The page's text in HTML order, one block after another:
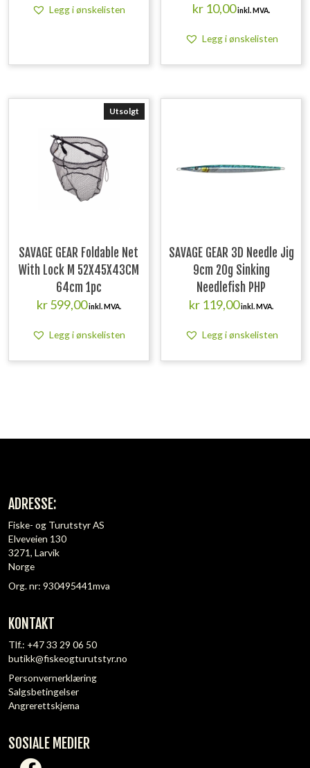
Legg i ønskelisten kr 10,00inkl. MVA.
Legg i ønskelisten
Utsolgt
SAVAGE GEAR Foldable Net
With Lock M 52X45X43CM
64cm 1pc
kr599,00inkl. MVA.
Legg i ønskelisten
SAVAGE GEAR 3D Needle Jig
9cm 20g Sinking
Needlefish PHP
kr 119,00inkl. MVA.
Legg i ønskelisten
ADRESSE:
Fiske- og Turutstyr AS
Elveveien 130
3271, Larvik
Norge
Org. nr: 930495441mva
KONTAKT
Tlf.: +47 33 29 06 50
butikk@fiskeogturutstyr.no
Personvernerklæring
Salgsbetingelser
Angrerettskjema
SOSIALE MEDIER